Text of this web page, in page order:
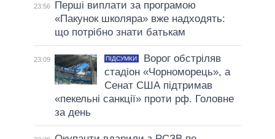
23:56
Перші виплати за програмою
«Пакунок школяра» вже надходять:
що потрібно знати батькам
23:09 ПІДСУМКИ
Ворог обстріляв
стадіон «Чорноморець», а
Сенат США підтримав
«пекельні санкції» проти рф. Головне
за день